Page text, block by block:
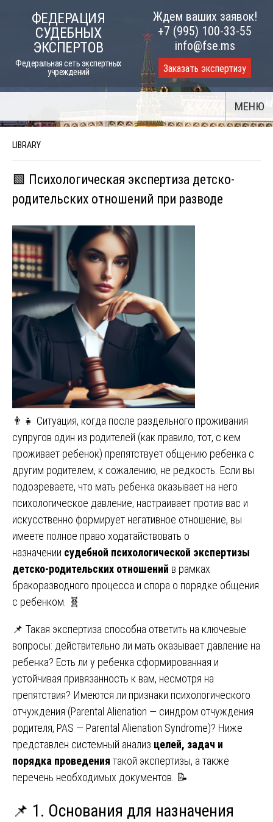
ФЕДЕРАЦИЯ
СУДЕБНЫХ
ЭКСПЕРТОВ
Федеральная сеть экспертных
учреждений
Ждем ваших заявок!
+7 (995) 100-33-55
info@fse.ms
Заказать экспертизу
МЕНЮ
LIBRARY
🟩 Психологическая экспертиза детско-
родительских отношений при разводе
👨‍👧 Ситуация, когда после раздельного проживания
супругов один из родителей (как правило, тот, с кем
проживает ребенок) препятствует общению ребенка с
другим родителем, к сожалению, не редкость. Если вы
подозреваете, что мать ребенка оказывает на него
психологическое давление, настраивает против вас и
искусственно формирует негативное отношение, вы
имеете полное право ходатайствовать о
назначении судебной психологической экспертизы
детско-родительских отношений в рамках
бракоразводного процесса и спора о порядке общения
с ребенком. 🧬
📌 Такая экспертиза способна ответить на ключевые
вопросы: действительно ли мать оказывает давление на
ребенка? Есть ли у ребенка сформированная и
устойчивая привязанность к вам, несмотря на
препятствия? Имеются ли признаки психологического
отчуждения (Parental Alienation — синдром отчуждения
родителя, PAS — Parental Alienation Syndrome)? Ниже
представлен системный анализ целей, задач и
порядка проведения такой экспертизы, а также
перечень необходимых документов. 📝
📌 1. Основания для назначения